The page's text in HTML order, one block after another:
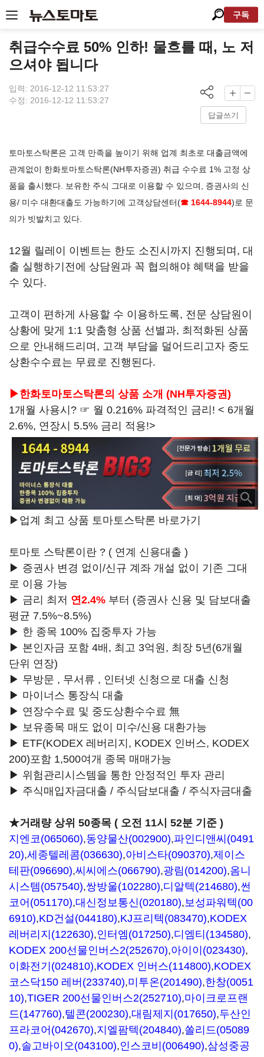
구독
취급수수료 50% 인하! 물흐를 때, 노 저
으셔야 됩니다
입력: 2016-12-12 11:53:27
수정: 2016-12-12 11:53:27
답글쓰기
토마토스탁론은 고객 만족을 높이기 위해 업계 최초로 대출금액에
관계없이 한화토마토스탁론(NH투자증권) 취급 수수료 1% 고정 상
품을 출시했다. 보유한 주식 그대로 이용할 수 있으며, 증권사의 신
용/ 미수 대환대출도 가능하기에 고객상담센터(☎ 1644-8944)로 문
의가 빗발치고 있다.
12월 릴레이 이벤트는 한도 소진시까지 진행되며, 대
출 실행하기전에 상담원과 꼭 협의해야 혜택을 받을
수 있다.
고객이 편하게 사용할 수 이용하도록, 전문 상담원이
상황에 맞게 1:1 맞춤형 상품 선별과, 최적화된 상품
으로 안내해드리며, 고객 부담을 덜어드리고자 중도
상환수수료는 무료로 진행된다.
▶한화토마토스탁론의 상품 소개 (NH투자증권)
1개월 사용시? ☞ 월 0.216% 파격적인 금리! < 6개월
2.6%, 연장시 5.5% 금리 적용!>
▶업계 최고 상품 토마토스탁론 바로가기
토마토 스탁론이란 ? ( 연계 신용대출 )
▶ 증권사 변경 없이/신규 계좌 개설 없이 기존 그대
로 이용 가능
▶ 금리 최저 연2.4% 부터 (증권사 신용 및 담보대출
평균 7.5%~8.5%)
▶ 한 종목 100% 집중투자 가능
▶ 본인자금 포함 4배, 최고 3억원, 최장 5년(6개월
단위 연장)
▶ 무방문 , 무서류 , 인터넷 신청으로 대출 신청
▶ 마이너스 통장식 대출
▶ 연장수수료 및 중도상환수수료 無
▶ 보유종목 매도 없이 미수/신용 대환가능
▶ ETF(KODEX 레버리지, KODEX 인버스, KODEX
200)포함 1,500여개 종목 매매가능
▶ 위험관리시스템을 통한 안정적인 투자 관리
▶ 주식매입자금대출 / 주식담보대출 / 주식자금대출
★거래량 상위 50종목 ( 오전 11시 52분 기준 )
지엔코(065060),동양물산(002900),파인디앤씨(0491
20),세종텔레콤(036630),아비스타(090370),제이스
테판(096690),씨씨에스(066790),광림(014200),옴니
시스템(057540),쌍방울(102280),디알텍(214680),썬
코어(051170),대신정보통신(020180), 보성파워텍(00
6910),KD건설(044180),KJ프리텍(083470),KODEX
레버리지(122630),인터엠(017250),디엠티(134580),
KODEX 200선물인버스2(252670),아이이(023430),
이화전기(024810),KODEX 인버스(114800),KODEX
코스닥150 레버(233740),미투온(201490),한창(0051
10),TIGER 200선물인버스2(252710),마이크로프랜
드(147760),텔콘(200230),대림제지(017650),두산인
프라코어(042670),지엘팜텍(204840),쏠리드(05089
0),솔고바이오(043100),인스코비(006490),삼성중공